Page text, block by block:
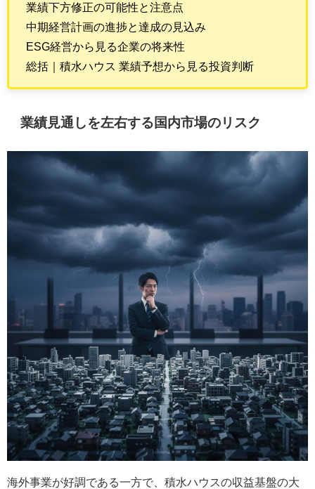
業績下方修正の可能性と注意点
中期経営計画の進捗と達成の見込み
ESG経営から見る企業の将来性
総括｜積水ハウス 業績予想から見る投資判断
業績見通しを左右する国内市場のリスク
海外事業が好調である一方で、積水ハウスの収益基盤の大